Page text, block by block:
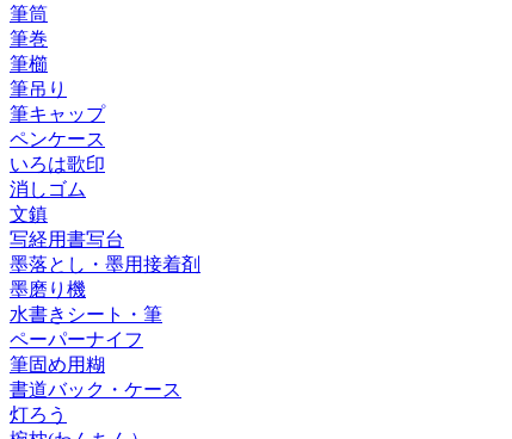
筆筒
筆巻
筆櫛
筆吊り
筆キャップ
ペンケース
いろは歌印
消しゴム
文鎮
写経用書写台
墨落とし・墨用接着剤
墨磨り機
水書きシート・筆
ペーパーナイフ
筆固め用糊
書道バック・ケース
灯ろう